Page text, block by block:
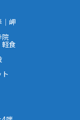
｜岬
院
食